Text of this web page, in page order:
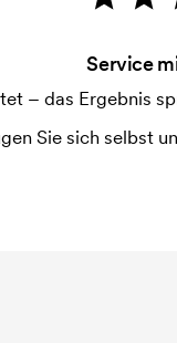
Service
– das Ergebnis
Sie sich selbst